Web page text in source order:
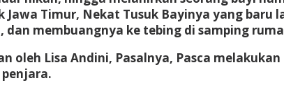
Timur, Nekat Tusuk Bayinya yang baru
membuangnya ke tebing di samping
oleh Lisa Andini, Pasalnya, Pasca